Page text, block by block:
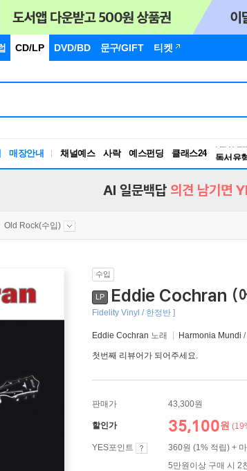
CD/LP DVD/BD 문구/GIFT 티켓
매장안내 채널예스 사락 예스펀딩 클래스24
독서유
AI 일문백답 의견 남기면
Old Rock(수입)
수입
LP Eddie Cochran (
Fidelity Vinyl / 한정반 ]
Eddie Cochran 노래 Harmonia Mundi /
첫번째 리뷰어가 되어주세요.
판매가 43,300원
할인가 35,100원
YES포인트
360원 (1% 적립) +
5만원이상 구매 시 2